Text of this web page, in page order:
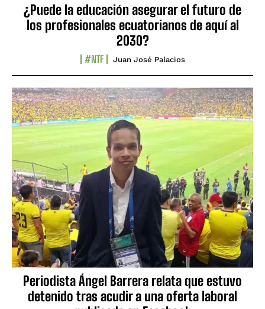
¿Puede la educación asegurar el futuro de
los profesionales ecuatorianos de aquí al
2030?
#NTF Juan José Palacios
Periodista Ángel Barrera relata que estuvo
detenido tras acudir a una oferta laboral